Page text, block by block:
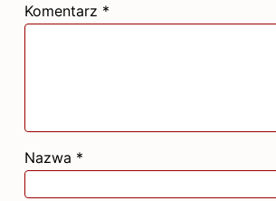
Komentarz *
Nazwa *